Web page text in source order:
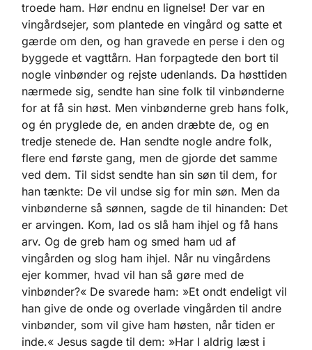
troede ham. Hør endnu en lignelse! Der var en
vingårdsejer, som plantede en vingård og satte et
gærde om den, og han gravede en perse i den og
byggede et vagttårn. Han forpagtede den bort til
nogle vinbønder og rejste udenlands. Da høsttiden
nærmede sig, sendte han sine folk til vinbønderne
for at få sin høst. Men vinbønderne greb hans folk,
og én pryglede de, en anden dræbte de, og en
tredje stenede de. Han sendte nogle andre folk,
flere end første gang, men de gjorde det samme
ved dem. Til sidst sendte han sin søn til dem, for
han tænkte: De vil undse sig for min søn. Men da
vinbønderne så sønnen, sagde de til hinanden: Det
er arvingen. Kom, lad os slå ham ihjel og få hans
arv. Og de greb ham og smed ham ud af
vingården og slog ham ihjel. Når nu vingårdens
ejer kommer, hvad vil han så gøre med de
vinbønder?« De svarede ham: »Et ondt endeligt vil
han give de onde og overlade vingården til andre
vinbønder, som vil give ham høsten, når tiden er
inde.« Jesus sagde til dem: »Har I aldrig læst i